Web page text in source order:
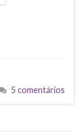
5 comentários